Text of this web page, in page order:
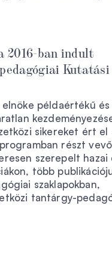
2016-ban indult
Kutatási
elnöke példaértékű és
sikereket ért el
részt vevő
szerepelt hazai
több
szaklapokban,
tantárgy-